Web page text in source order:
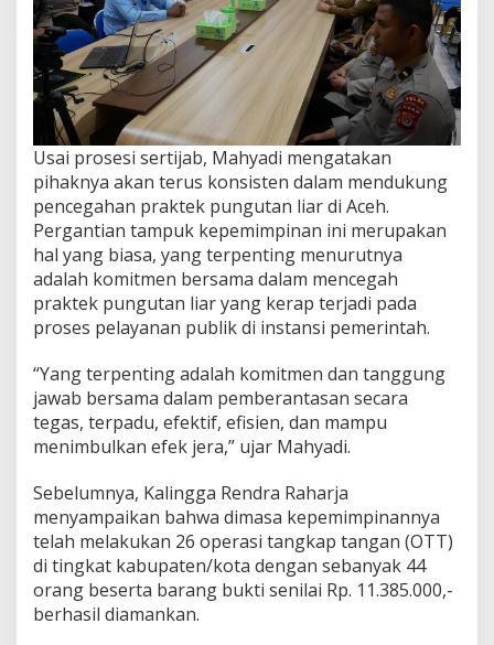
Usai prosesi sertijab, Mahyadi mengatakan
pihaknya akan terus konsisten dalam mendukung
pencegahan praktek pungutan liar di Aceh.
Pergantian tampuk kepemimpinan ini merupakan
hal yang biasa, yang terpenting menurutnya
adalah komitmen bersama dalam mencegah
praktek pungutan liar yang kerap terjadi pada
proses pelayanan publik di instansi pemerintah.
“Yang terpenting adalah komitmen dan tanggung
jawab bersama dalam pemberantasan secara
tegas, terpadu, efektif, efisien, dan mampu
menimbulkan efek jera,” ujar Mahyadi.
Sebelumnya, Kalingga Rendra Raharja
menyampaikan bahwa dimasa kepemimpinannya
telah melakukan 26 operasi tangkap tangan (OTT)
di tingkat kabupaten/kota dengan sebanyak 44
orang beserta barang bukti senilai Rp. 11.385.000,-
berhasil diamankan.